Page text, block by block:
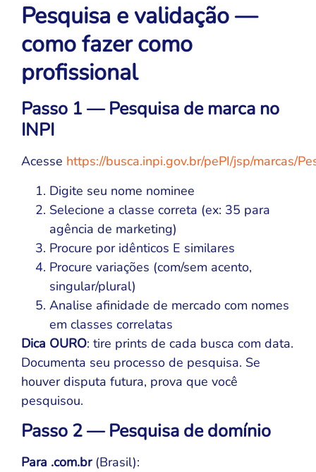
Pesquisa e validação —
como fazer como
profissional
Passo 1 — Pesquisa de marca no
INPI
Acesse https://busca.inpi.gov.br/pePI/jsp/marcas/
Digite seu nome nominee
Selecione a classe correta (ex: 35 para
agência de marketing)
Procure por idênticos E similares
Procure variações (com/sem acento,
singular/plural)
Analise afinidade de mercado com nomes
em classes correlatas
Dica OURO: tire prints de cada busca com data.
Documenta seu processo de pesquisa. Se
houver disputa futura, prova que você
pesquisou.
Passo 2 — Pesquisa de domínio
Para .com.br(Brasil):